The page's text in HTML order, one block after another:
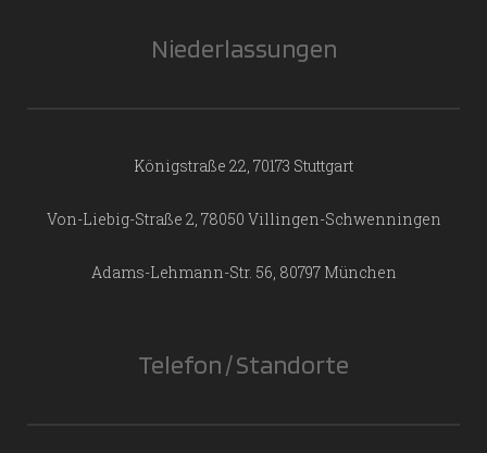
Niederlassungen
Königstraße 22, 70173 Stuttgart
Von-Liebig-Straße 2, 78050 Villingen-Schwenningen
Adams-Lehmann-Str. 56, 80797 München
Telefon / Standorte